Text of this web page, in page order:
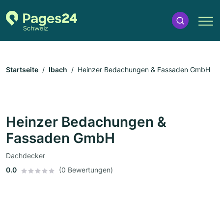
Startseite Ibach Heinzer Bedachungen & Fassaden GmbH
Heinzer Bedachungen &
Fassaden GmbH
Dachdecker
0.0
(0 Bewertungen)